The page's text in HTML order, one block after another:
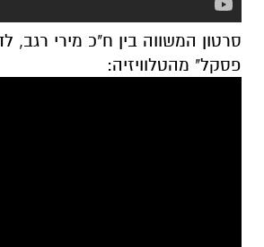
סרטון המשווה בין ח"כ מירי רגב,
פסקל" מהטלוויזיה: